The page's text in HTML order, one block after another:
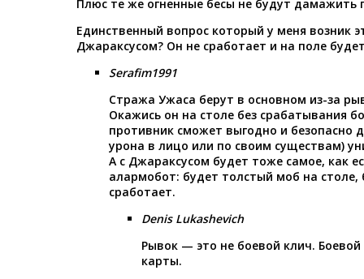
Плюс те же огненные бесы не будут дамажить
Единственный вопрос который у меня возник
Джараксусом? Он не сработает и на поле
Serafim1991
Стража Ужаса берут в основном из-за
Окажись он на столе без срабатывания
противник сможет выгодно и безопасно
урона в лицо или по своим существам)
А с Джараксусом будет тоже самое, как
алармобот: будет толстый моб на столе,
сработает.
Denis Lukashevich
Рывок — это не боевой клич.
карты.